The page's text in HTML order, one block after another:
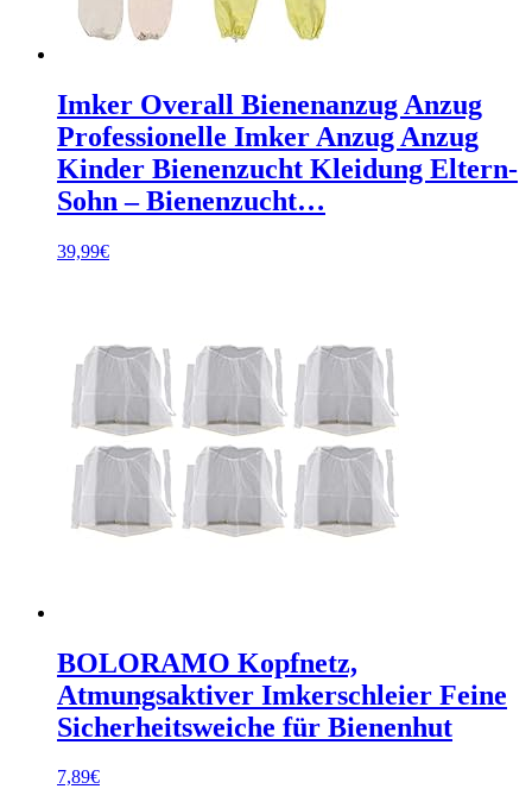
Imker Overall Bienenanzug Anzug
Professionelle Imker Anzug Anzug
Kinder Bienenzucht Kleidung Eltern-
Sohn – Bienenzucht…
39,99€
BOLORAMO Kopfnetz,
Atmungsaktiver Imkerschleier Feine
Sicherheitsweiche für Bienenhut
7,89€